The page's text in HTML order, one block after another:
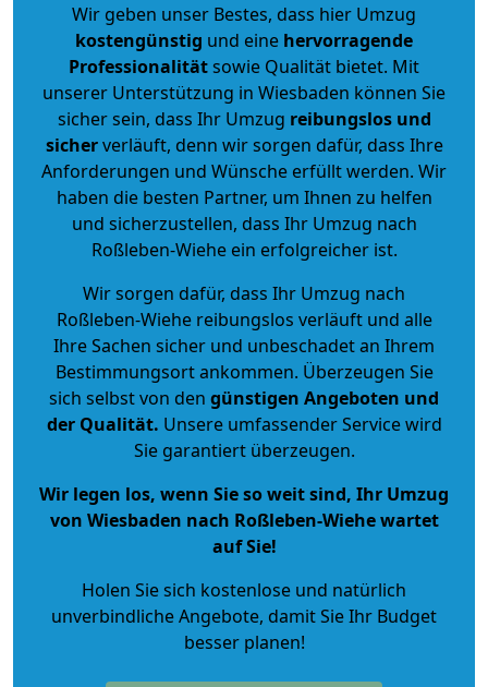
Wir geben unser Bestes, dass hier Umzug
kostengünstig und eine hervorragende
Professionalitätsowie Qualität bietet. Mit
unserer Unterstützung in Wiesbaden können Sie
sicher sein, dass Ihr Umzug reibungslos und
sicherverläuft, denn wir sorgen dafür, dass Ihre
Anforderungen und Wünsche erfüllt werden. Wir
haben die besten Partner, um Ihnen zu helfen
und sicherzustellen, dass Ihr Umzug nach
Roßleben-Wiehe ein erfolgreicher ist.
Wir sorgen dafür, dass Ihr Umzug nach
Roßleben-Wiehe reibungslos verläuft und alle
Ihre Sachen sicher und unbeschadet an Ihrem
Bestimmungsort ankommen. Überzeugen Sie
sich selbst von den günstigen Angeboten und
der Qualität. Unsere umfassender Service wird
Sie garantiert überzeugen.
Wir legen los, wenn Sie so weit sind, Ihr Umzug
von Wiesbaden nach Roßleben-Wiehe wartet
auf Sie!
Holen Sie sich kostenlose und natürlich
unverbindliche Angebote, damit Sie Ihr Budget
besser planen!